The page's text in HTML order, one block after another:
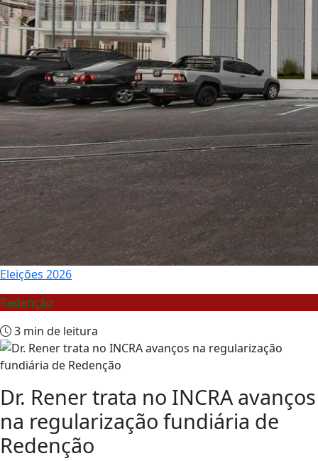
Eleições 2026
Redenção
3 min de leitura
Dr. Rener trata no INCRA avanços
na regularização fundiária de
Redenção